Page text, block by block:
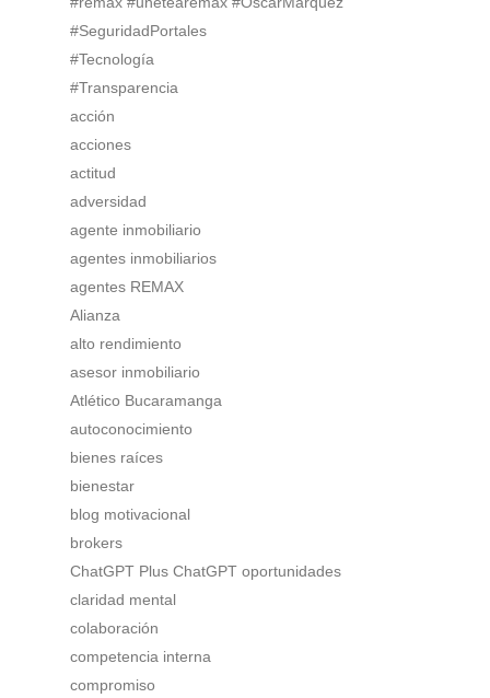
#SeguridadPortales
#Tecnología
#Transparencia
acción
acciones
actitud
adversidad
agente inmobiliario
agentes inmobiliarios
agentes REMAX
Alianza
alto rendimiento
asesor inmobiliario
Atlético Bucaramanga
autoconocimiento
bienes raíces
bienestar
blog motivacional
brokers
ChatGPT Plus ChatGPT oportunidades
claridad mental
colaboración
competencia interna
compromiso